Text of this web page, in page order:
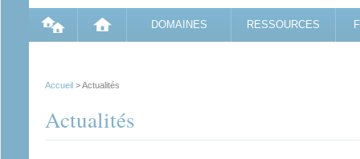
DOMAINES RESSOURCES
Accueil > Actualités
Actualités